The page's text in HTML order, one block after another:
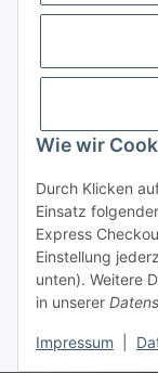
Wie wir
Durch Klicken
Einsatz
Express
Einstellung
unten). Weitere
in unserer
Impressum
Informationen
Gesetzliche
* Alle Preise zzgl.